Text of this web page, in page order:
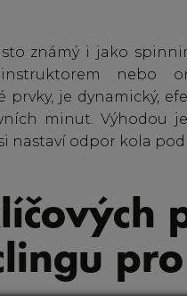
známý i jako
nebo
prvky, je dynamický,
minut. Výhodou
nastaví odpor kola